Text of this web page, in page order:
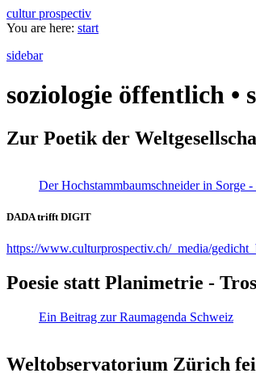
cultur prospectiv
You are here: start
sidebar
soziologie öffentlich •
Zur Poetik der
Der Hochstammbaumschneider in Sorge
DADA trifft DIGIT
https://www.culturprospectiv.ch/_media/
Poesie statt Planimetrie -
Ein Beitrag zur Raumagenda Schweiz
Weltobservatorium Zürich